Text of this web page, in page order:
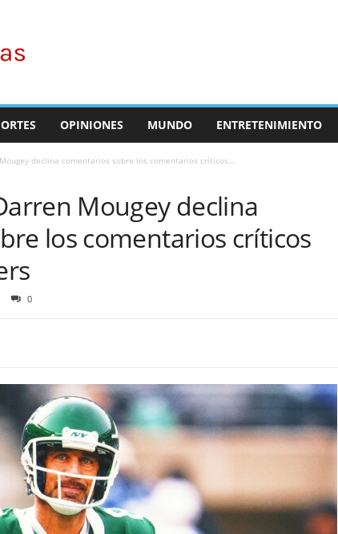
OPINIONES MUNDO ENTRETENIMIENTO
declina comentarios sobre los comentarios críticos...
Mougey declina
los comentarios críticos
0